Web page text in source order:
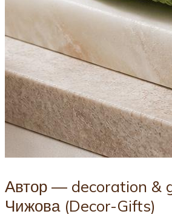
Автор — decoration &
Чижова (Decor-Gifts)